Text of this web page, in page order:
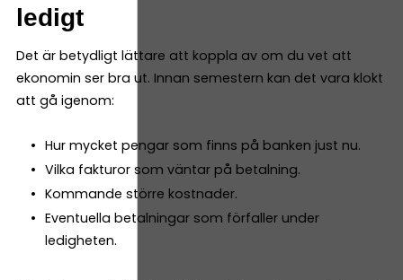
ledigt
Det är betydligt lättare att koppla av om du vet att
ekonomin ser bra ut. Innan semestern kan det vara klokt
att gå igenom:
Hur mycket pengar som finns på banken just nu.
Vilka fakturor som väntar på betalning.
Kommande större kostnader.
Eventuella betalningar som förfaller under
ledigheten.